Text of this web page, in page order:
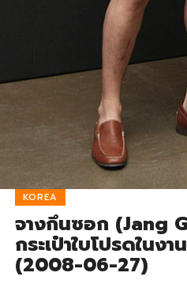
KOREA
จางกึนซอก (Jang
กระเป๋าใบโปรดในง
(2008-06-27)